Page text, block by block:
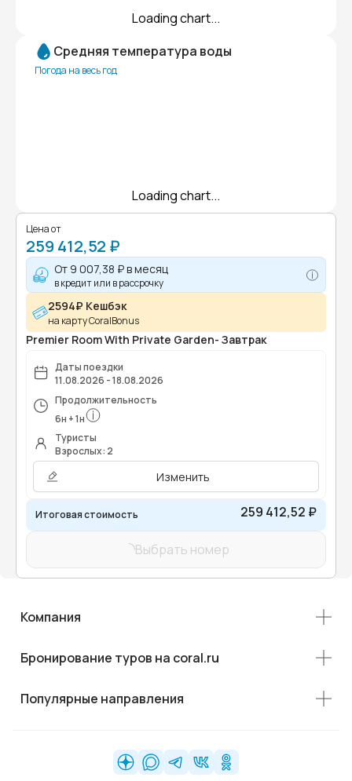
Loading chart...
Средняя температура воды
Погода на весь год
Loading chart...
Цена от
259 412,52 ₽
От 9 007,38 ₽в месяц
в кредит или в рассрочку
2594₽ Кешбэк
на карту CoralBonus
Premier Room With Private Garden- Завтрак
Даты поездки
11.08.2026 - 18.08.2026
Продолжительность
6н +1н
Туристы
Взрослых: 2
Изменить
Итоговая стоимость 259 412,52 ₽
Выбрать номер
Компания
Бронирование туров на coral.ru
Популярные направления